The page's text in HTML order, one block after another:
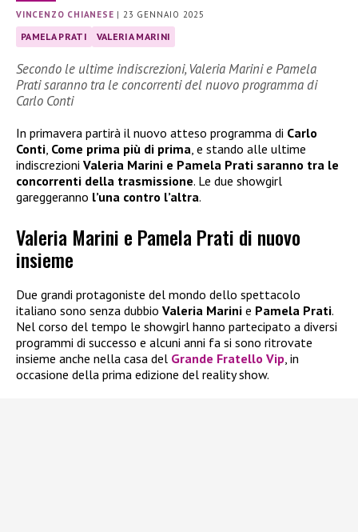
VINCENZO CHIANESE | 23 GENNAIO 2025
PAMELA PRATI VALERIA MARINI
Secondo le ultime indiscrezioni, Valeria Marini e Pamela
Prati saranno tra le concorrenti del nuovo programma di
Carlo Conti
In primavera partirà il nuovo atteso programma di Carlo
Conti Come prima più di prima , e stando alle ultime
indiscrezioni Valeria Marini e Pamela Prati saranno tra le
concorrenti della trasmissione. Le due showgirl
gareggeranno l’una contro l’altra.
Valeria Marini e Pamela Prati di nuovo
insieme
Due grandi protagoniste del mondo dello spettacolo
italiano sono senza dubbio Valeria Marini e Pamela Prati.
Nel corso del tempo le showgirl hanno partecipato a diversi
programmi di successo e alcuni anni fa si sono ritrovate
insieme anche nella casa del Grande Fratello Vip , in
occasione della prima edizione del reality show.